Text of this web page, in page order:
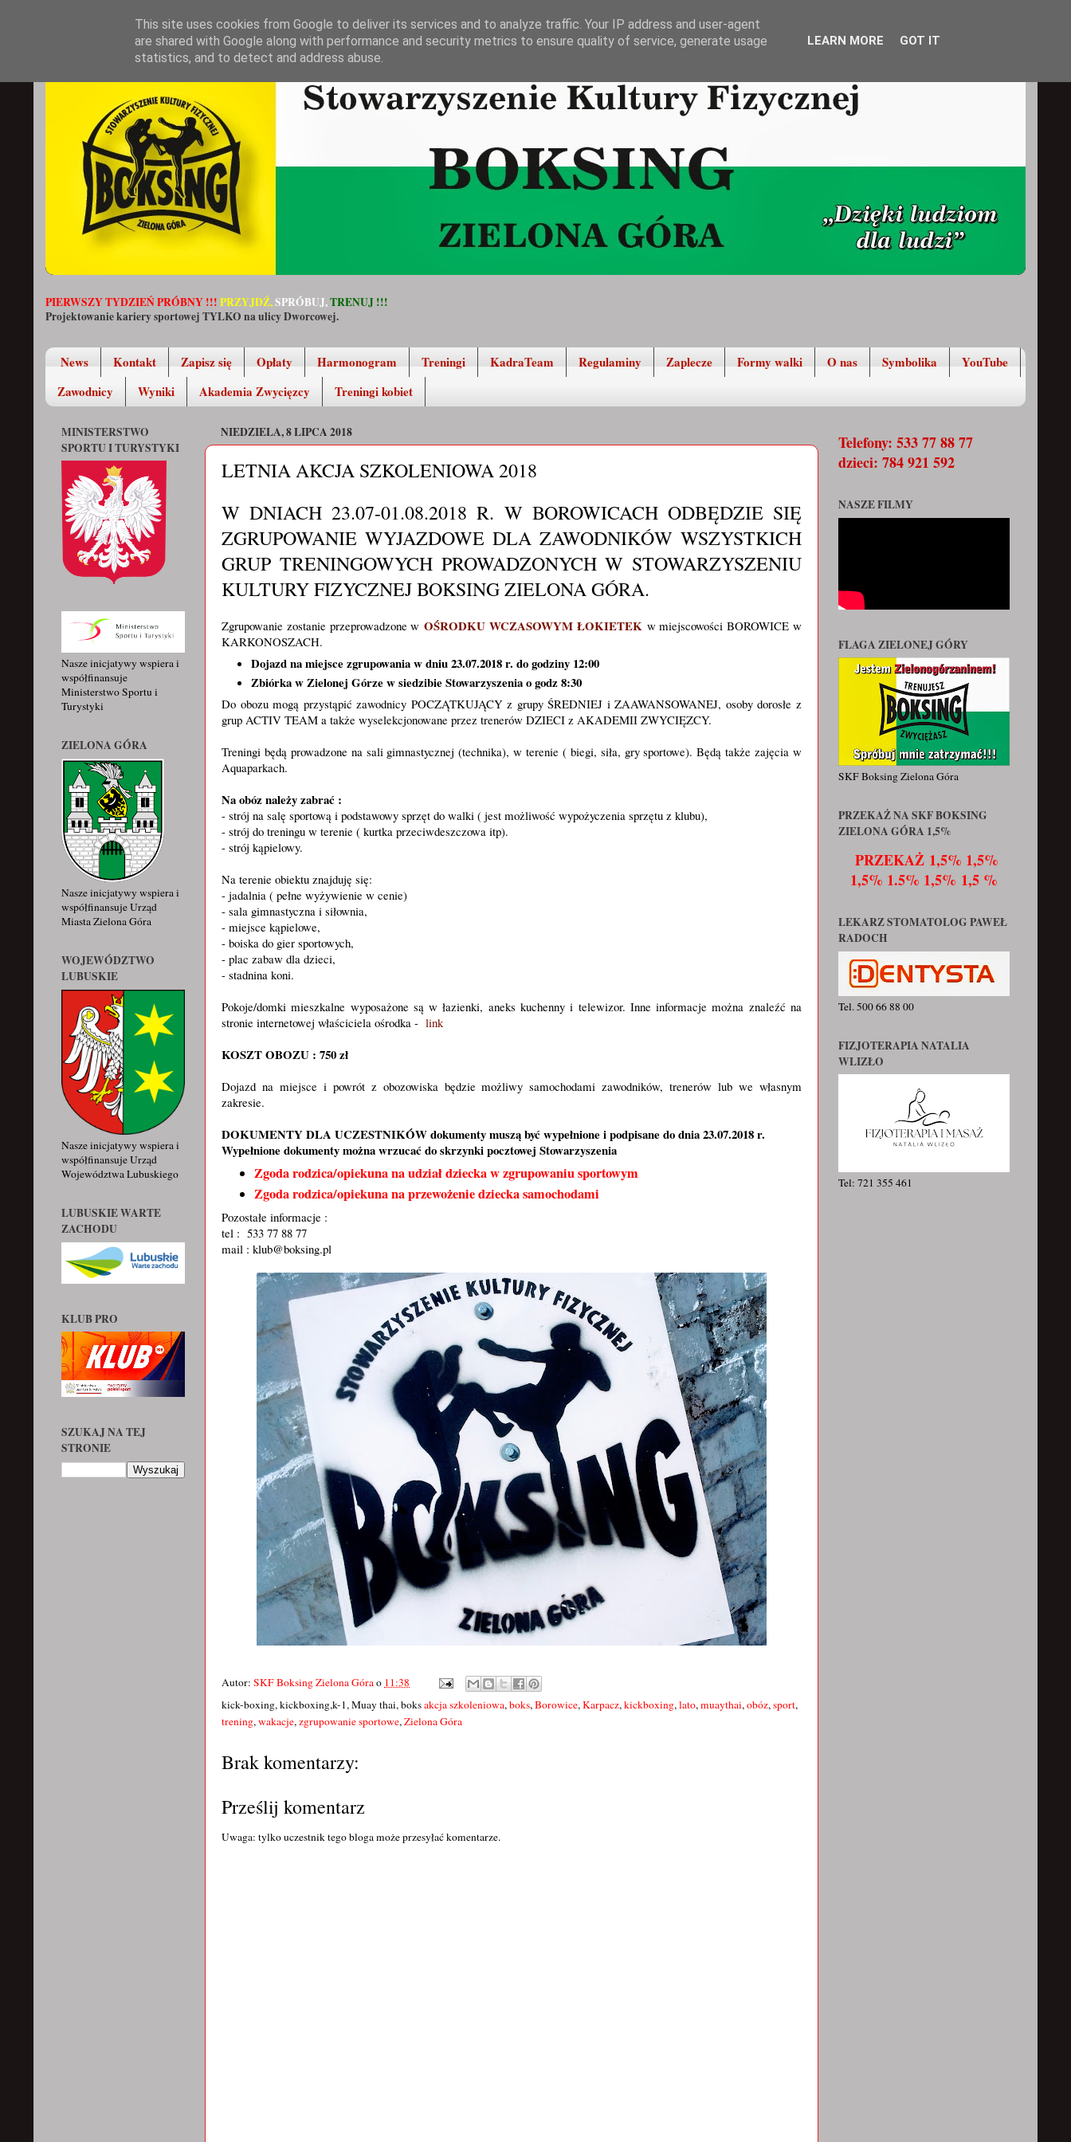
PIERWSZY TYDZIEŃ PRÓBNY !!! PRZYJDŹ,SPRÓBUJ,TRENUJ !!!
Projektowanie kariery sportowej TYLKO na ulicy Dworcowej.
News Kontakt Zapisz się Opłaty Harmonogram Treningi KadraTeam Regulaminy Zaplecze Formy walki O nas Symbolika
YouTube
Zawodnicy
Wyniki Akademia Zwycięzcy Treningi kobiet
NIEDZIELA, 8 LIPCA 2018
LETNIA AKCJA SZKOLENIOWA 2018
W DNIACH 23.07-01.08.2018 R. W BOROWICACH ODBĘDZIE SIĘ
ZGRUPOWANIE WYJAZDOWE DLA ZAWODNIKÓW WSZYSTKICH
GRUP TRENINGOWYCH PROWADZONYCH W STOWARZYSZENIU
KULTURY FIZYCZNEJ BOKSING ZIELONA GÓRA.
Zgrupowanie zostanie przeprowadzone wOŚRODKU WCZASOWYM ŁOKIETEK w miejscowości BOROWICE w
KARKONOSZACH.
Dojazd na miejsce zgrupowania w dniu 23.07.2018 r. do godziny 12:00
Zbiórka w Zielonej Górze w siedzibie Stowarzyszenia o godz 8:30
Do obozu mogą przystąpić zawodnicy POCZĄTKUJĄCY z grupy ŚREDNIEJ i ZAAWANSOWANEJ, osoby dorosłe z
grup ACTIV TEAM a także wyselekcjonowane przez trenerów DZIECI z AKADEMII ZWYCIĘZCY.
Treningi będą prowadzone na sali gimnastycznej (technika), w terenie ( biegi, siła, gry sportowe). Będą także zajęcia w
Aquaparkach.
Na obóz należy zabrać :
- strój na salę sportową i podstawowy sprzęt do walki ( jest możliwość wypożyczenia sprzętu z klubu),
- strój do treningu w terenie ( kurtka przeciwdeszczowa itp).
- strój kąpielowy.
Na terenie obiektu znajduję się:
- jadalnia ( pełne wyżywienie w cenie)
- sala gimnastyczna i siłownia,
- miejsce kąpielowe,
- boiska do gier sportowych,
- plac zabaw dla dzieci,
- stadnina koni.
Pokoje/domki mieszkalne wyposażone są w łazienki, aneks kuchenny i telewizor. Inne informacje można znaleźć na
stronie internetowej właściciela ośrodka - link
KOSZT OBOZU : 750 zł
Dojazd na miejsce i powrót z obozowiska będzie możliwy samochodami zawodników, trenerów lub we własnym
zakresie.
DOKUMENTY DLA UCZESTNIKÓW dokumenty muszą być wypełnione i podpisane do dnia 23.07.2018 r.
Wypełnione dokumenty można wrzucać do skrzynki pocztowej Stowarzyszenia
Zgoda rodzica/opiekuna na udział dziecka w zgrupowaniu sportowym
Zgoda rodzica/opiekuna na przewożenie dziecka samochodami
Pozostałe informacje :
tel : 533 77 88 77
mail : klub@boksing.pl
Autor: SKF Boksing Zielona Góra o 11:38
kick-boxing, kickboxing,k-1, Muay thai, boksakcja szkoleniowa,boks,Borowice,Karpacz,kickboxing,lato,muaythai,obóz,sport,
trening,wakacje,zgrupowanie sportowe,Zielona Góra
Brak komentarzy:
Prześlij komentarz
Uwaga: tylko uczestnik tego bloga może przesyłać komentarze.
MINISTERSTWO
SPORTU I TURYSTYKI
Nasze inicjatywy wspiera i
współfinansuje
Ministerstwo Sportu i
Turystyki
ZIELONA GÓRA
Nasze inicjatywy wspiera i
współfinansuje Urząd
Miasta Zielona Góra
WOJEWÓDZTWO
LUBUSKIE
Nasze inicjatywy wspiera i
współfinansuje Urząd
Województwa Lubuskiego
LUBUSKIE WARTE
ZACHODU
KLUB PRO
SZUKAJ NA TEJ
STRONIE
Telefony: 533 77 88 77
dzieci: 784 921 592
NASZE FILMY
FLAGA ZIELONEJ GÓRY
SKF Boksing Zielona Góra
PRZEKAŻ NA SKF BOKSING
ZIELONA GÓRA 1,5%
PRZEKAŻ 1,5% 1,5%
1,5% 1.5% 1,5% 1,5 %
LEKARZ STOMATOLOG PAWEŁ
RADOCH
Tel. 500 66 88 00
FIZJOTERAPIA NATALIA
WLIZŁO
Tel: 721 355 461
This site uses cookies from Google to deliver its services and to analyze traffic. Your IP address and user-agent
are shared with Google along with performance and security metrics to ensure quality of service, generate usage
statistics, and to detect and address abuse.
LEARN MORE GOT IT